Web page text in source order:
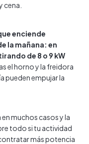
cena.
enciende
la mañana: en
de 8 o 9 kW
el horno y la freidora
pueden empujar la
muchos casos y la
todo si tu actividad
más potencia